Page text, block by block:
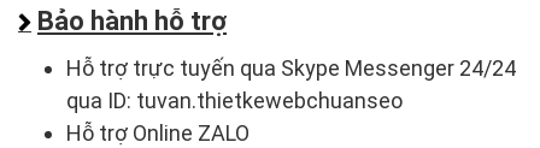
Bảo hành hỗ trợ
Hỗ trợ trực tuyến qua Skype Messenger 24/24
qua ID: tuvan.thietkewebchuanseo
Hỗ trợ Online ZALO